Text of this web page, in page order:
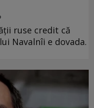
ruse credit că
Navalnîi e dovada.